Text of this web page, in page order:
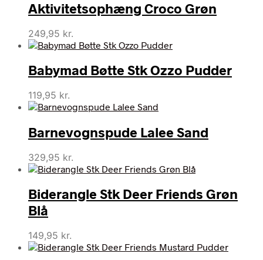
Aktivitetsophæng Croco Grøn
249,95 kr.
Babymad Bøtte Stk Ozzo Pudder
119,95 kr.
Barnevognspude Lalee Sand
329,95 kr.
Biderangle Stk Deer Friends Grøn
Blå
149,95 kr.